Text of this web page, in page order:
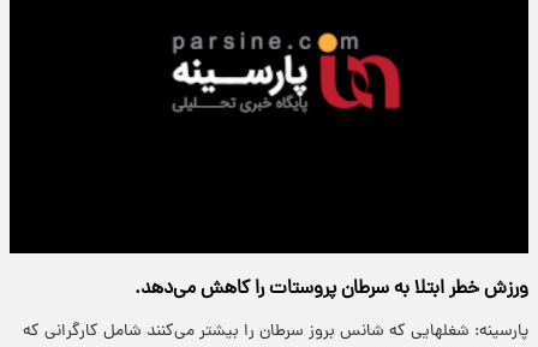
ورزش خطر ابتلا به سرطان پروستات را کاهش می‌دهد.
پارسینه: شغلهایی که شانس بروز سرطان را بیشتر می‌کنند شامل کارگرانی که